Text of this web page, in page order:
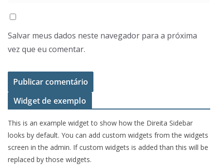
Salvar meus dados neste navegador para a próxima
vez que eu comentar.
Widget de exemplo
This is an example widget to show how the Direita Sidebar
looks by default. You can add custom widgets from the widgets
screen in the admin. If custom widgets is added than this will be
replaced by those widgets.